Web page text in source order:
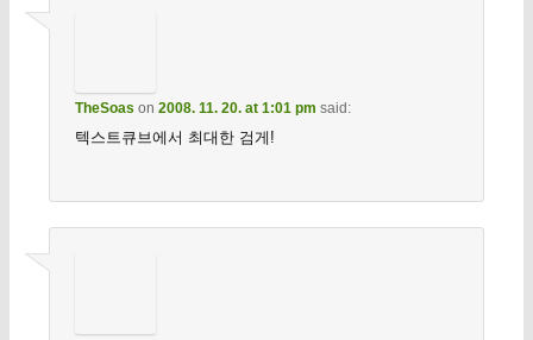
TheSoas on 2008. 11. 20. at 1:01 pm said:
텍스트큐브에서 최대한 검게!